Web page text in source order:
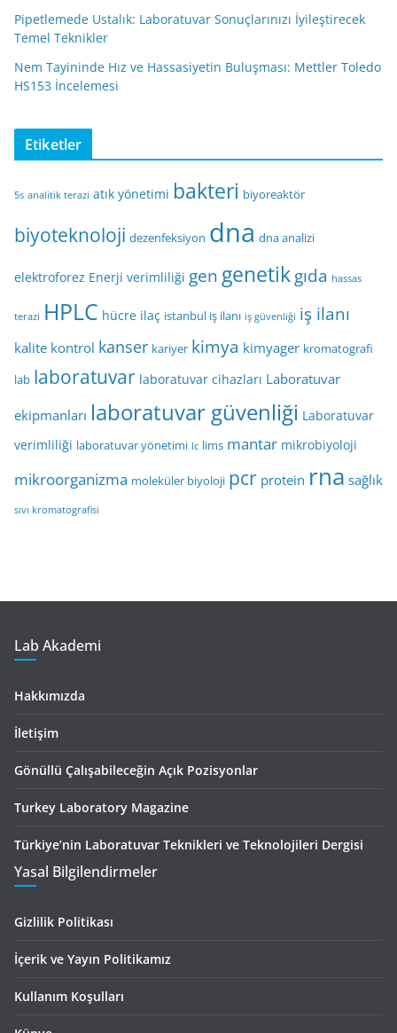
Pipetlemede Ustalık: Laboratuvar Sonuçlarınızı İyileştirecek
Temel Teknikler
Nem Tayininde Hız ve Hassasiyetin Buluşması: Mettler Toledo
HS153 İncelemesi
Etiketler
5s analitik terazi atık yönetimi bakteri biyoreaktör
biyoteknoloji dezenfeksiyon dna dna analizi
elektroforez Enerji verimliliği gen genetikgıda hassas
terazi HPLC hücre ilaç istanbul iş ilanı iş güvenliği iş ilanı
kalite kontrol kanser kariyer kimya kimyager kromatografi
lab laboratuvar laboratuvar cihazları Laboratuvar
ekipmanları laboratuvar güvenliği Laboratuvar
verimliliği laboratuvar yönetimi lc lims mantar mikrobiyoloji
mikroorganizma moleküler biyoloji pcr protein rna sağlık
sıvı kromatografisi
Lab Akademi
Hakkımızda
İletişim
Gönüllü Çalışabileceğin Açık Pozisyonlar
Turkey Laboratory Magazine
Türkiye’nin Laboratuvar Teknikleri ve Teknolojileri Dergisi
Yasal Bilgilendirmeler
Gizlilik Politikası
İçerik ve Yayın Politikamız
Kullanım Koşulları